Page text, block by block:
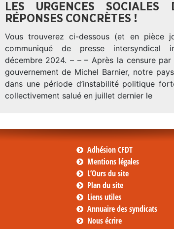
LES URGENCES
RÉPONSES CONCRÈTES !
Vous trouverez ci-dessous (et en pièce
communiqué de presse intersyndical
décembre 2024. – – – Après la censure par
gouvernement de Michel Barnier, notre
dans une période d’instabilité politique
collectivement salué en juillet dernier le
Adhésion CFDT
Mentions légales
L’Ours du site
Plan du site
Liens utiles
Annuaire des syndicats
Nous écrire